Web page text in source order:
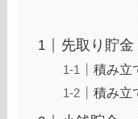
先取り貯金
積み立
積み立